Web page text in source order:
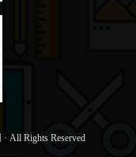
· All Rights Reserved